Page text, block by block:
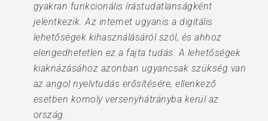
gyakran funkcionális írástudatlanságként
jelentkezik. Az internet ugyanis a digitális
lehetőségek kihasználásáról szól, és ahhoz
elengedhetetlen ez a fajta tudás. A lehetőségek
kiaknázásához azonban ugyancsak szükség van
az angol nyelvtudás erősítésére, ellenkező
esetben komoly versenyhátrányba kerül az
ország.